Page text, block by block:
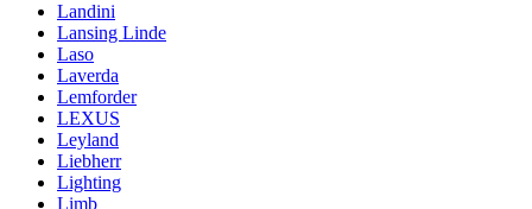
Landini
Lansing Linde
Laso
Laverda
Lemforder
LEXUS
Leyland
Liebherr
Lighting
Limb